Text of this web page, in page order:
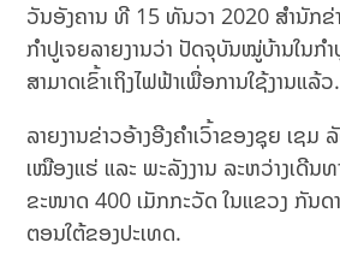
ວັນອັງຄານ ທີ 15 ທັນວາ 2020 ສຳນັກຂ່
ກຳປູເຈຍລາຍງານວ່າ ປັດຈຸບັນໝູ່ບ້ານໃນກ
ສາມາດເຂົ້າເຖິງໄຟຟ້າເພື່ອການໃຊ້ງານແລ້ວ.
ລາຍງານຂ່າວອ້າງອີງຄຳເວົ້າຂອງຊຸຍ ເຊມ
ເໝືອງແຮ່ ແລະ ພະລັງງານ ລະຫວ່າງເດີນທ
ຂະໜາດ 400 ເມັກກະວັດ ໃນແຂວງ ກັນດ
ຕອນໃຕ້ຂອງປະເທດ.